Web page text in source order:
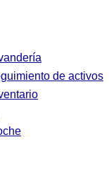
de activos